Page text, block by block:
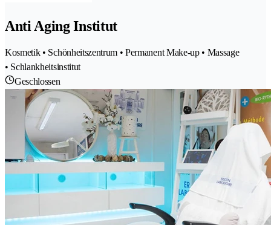
Anti Aging Institut
Kosmetik • Schönheitszentrum • Permanent Make-up • Massage
• Schlankheitsinstitut
Geschlossen